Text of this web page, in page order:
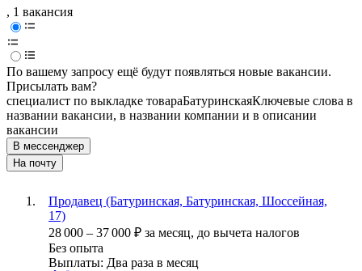
, 1 вакансия
По вашему запросу ещё будут появляться новые вакансии.
Присылать вам?
специалист по выкладке товараБатуринскаяКлючевые слова в
названии вакансии, в названии компании и в описании
вакансии
В мессенджер
На почту
Продавец (Батуринская, Батуринская, Шоссейная,
17)
28 000 – 37 000 ₽ за месяц, до вычета налогов
Без опыта
Выплаты: Два раза в месяц